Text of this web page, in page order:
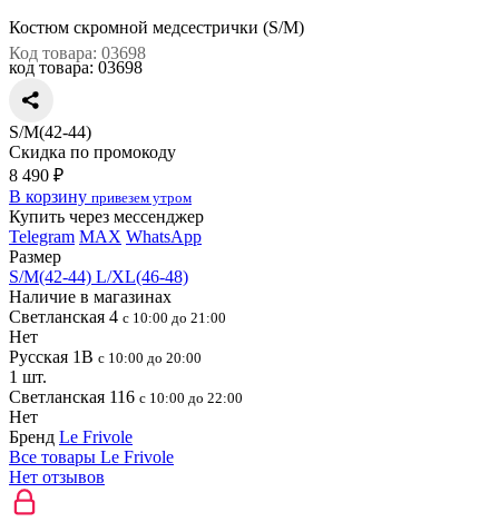
Костюм скромной медсестрички (S/M)
Код товара: 03698
код товара: 03698
S/M(42-44)
Скидка по промокоду
8 490 ₽
В корзину привезем утром
Купить через мессенджер
Telegram MAX WhatsApp
Размер
S/M(42-44) L/XL(46-48)
Наличие в магазинах
Светланская 4 с 10:00 до 21:00
Нет
Русская 1В с 10:00 до 20:00
1 шт.
Светланская 116 с 10:00 до 22:00
Нет
Бренд Le Frivole
Все товары Le Frivole
Нет отзывов